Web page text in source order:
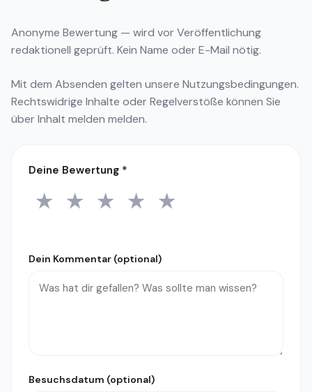
Anonyme Bewertung — wird vor Veröffentlichung
redaktionell geprüft. Kein Name oder E-Mail nötig.
Mit dem Absenden gelten unsere Nutzungsbedingungen.
Rechtswidrige Inhalte oder Regelverstöße können Sie
überInhalt melden melden.
Deine Bewertung *
1 Stern
★ 2 Sterne
★ 3 Sterne
★ 4 Sterne
★ 5 Sterne
★
Dein Kommentar (optional)
Besuchsdatum (optional)